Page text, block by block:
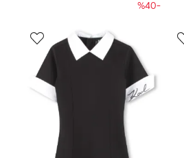
-%40